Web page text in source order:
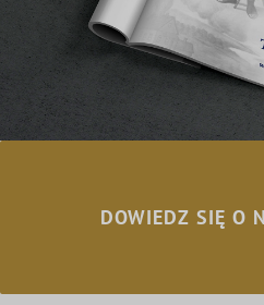
DOWIEDZ SIĘ O